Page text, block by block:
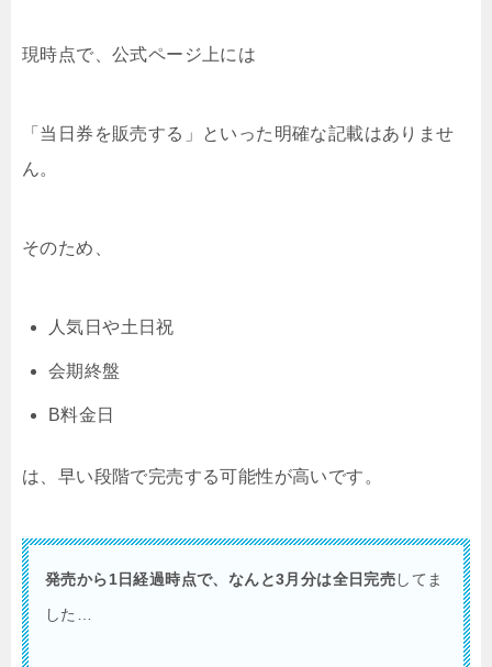
現時点で、公式ページ上には
「当日券を販売する」といった明確な記載はありませ
ん。
そのため、
人気日や土日祝
会期終盤
B料金日
は、早い段階で完売する可能性が高いです。
発売から1日経過時点で、なんと3月分は全日完売してま
した…